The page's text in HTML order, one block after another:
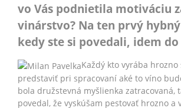
vo Vás podnietila motiváciu
vinárstvo? Na ten prvý
kedy ste si povedali, idem
Každý kto vyrába hrozno
predstaviť pri spracovaní aké to víno
bola družstevná myšlienka zatracovaná,
povedal, že vyskúšam pestovať hrozno a